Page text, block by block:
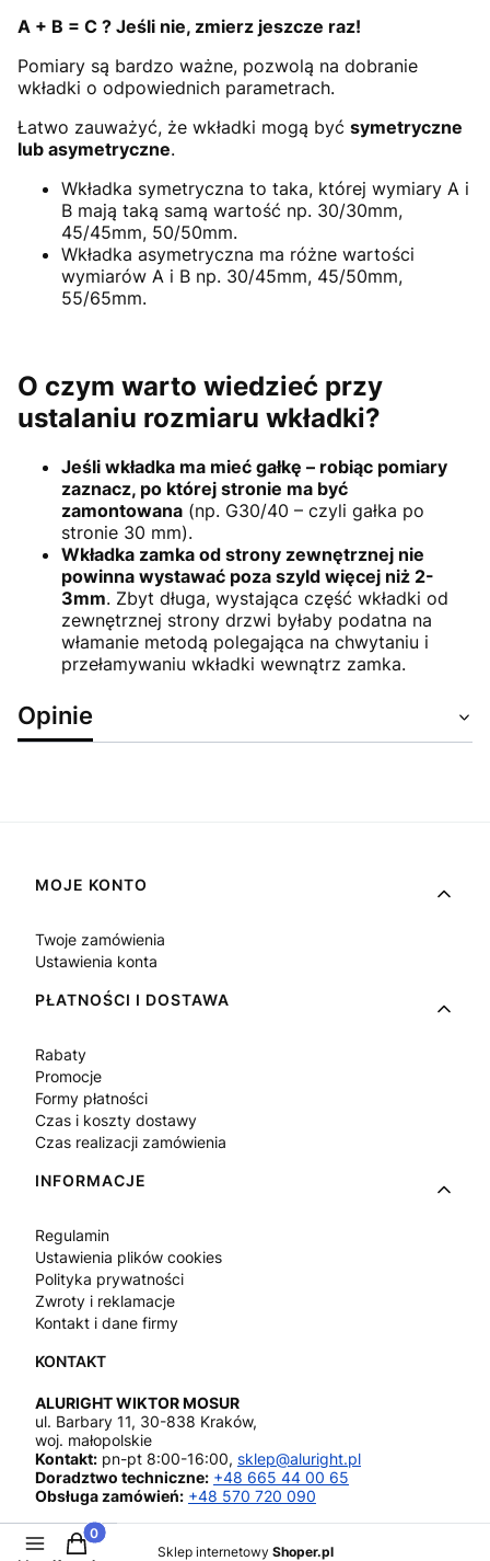
A + B = C ? Jeśli nie, zmierz jeszcze raz!
Pomiary są bardzo ważne, pozwolą na dobranie
wkładki o odpowiednich parametrach.
Łatwo zauważyć, że wkładki mogą być symetryczne
lub asymetryczne.
Wkładka symetryczna to taka, której wymiary A i
B mają taką samą wartość np. 30/30mm,
45/45mm, 50/50mm.
Wkładka asymetryczna ma różne wartości
wymiarów A i B np. 30/45mm, 45/50mm,
55/65mm.
O czym warto wiedzieć przy
ustalaniu rozmiaru wkładki?
Jeśli wkładka ma mieć gałkę – robiąc pomiary
zaznacz, po której stronie ma być
zamontowana (np. G30/40 – czyli gałka po
stronie 30 mm).
Wkładka zamka od strony zewnętrznej nie
powinna wystawać poza szyld więcej niż 2-
3mm. Zbyt długa, wystająca część wkładki od
zewnętrznej strony drzwi byłaby podatna na
włamanie metodą polegająca na chwytaniu i
przełamywaniu wkładki wewnątrz zamka.
Opinie
Linki w stopce
MOJE KONTO
Twoje zamówienia
Ustawienia konta
PŁATNOŚCI I DOSTAWA
Rabaty
Promocje
Formy płatności
Czas i koszty dostawy
Czas realizacji zamówienia
INFORMACJE
Regulamin
Ustawienia plików cookies
Polityka prywatności
Zwroty i reklamacje
Kontakt i dane firmy
ALURIGHT WIKTOR MOSUR
ul. Barbary 11, 30-838 Kraków,
woj. małopolskie
Kontakt: pn-pt 8:00-16:00, sklep@aluright.pl
Doradztwo techniczne: +48 665 44 00 65
Obsługa zamówień: +48 570 720 090
Sklep internetowy Shoper.pl
Produkty w koszyku: 0. Zobacz szczegóły